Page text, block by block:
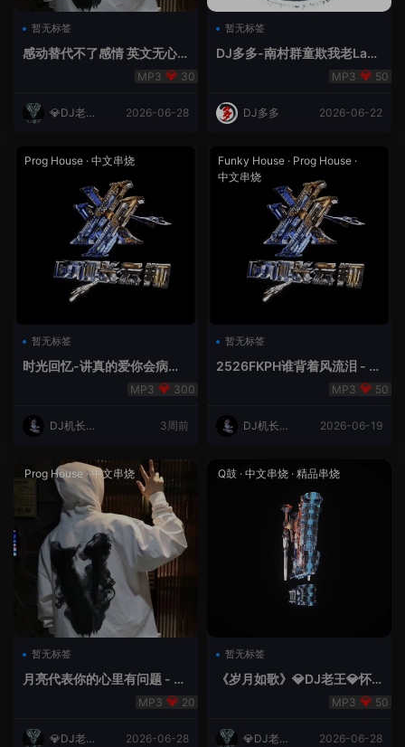
暂无标签
感动替代不了感情 英文无心
睡眠睡-小明同学remix
30
💎DJ老王
2026-06-28
暂无标签
DJ多多-南村群童欺我老Lak
50
DJ多多 2026-06-22
Prog House · 中文串烧
暂无标签
时光回忆-讲真的爱你会病变
300
DJ机长云
3周前
Funky House · Prog House ·
中文串烧
暂无标签
2526FKPH谁背着风流泪 - D
50
DJ机长云
2026-06-19
Prog House ·中文串烧
暂无标签
月亮代表你的心里有问题 - 小
20
💎DJ老王
2026-06-28
Q鼓 · 中文串烧 · 精品串烧
暂无标签
《岁月如歌》💎DJ老王💎怀
50
💎DJ老王
2026-06-28